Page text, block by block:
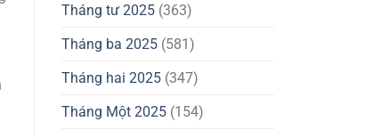
Tháng tư 2025 (363)
Tháng ba 2025 (581)
Tháng hai 2025 (347)
Tháng Một 2025 (154)